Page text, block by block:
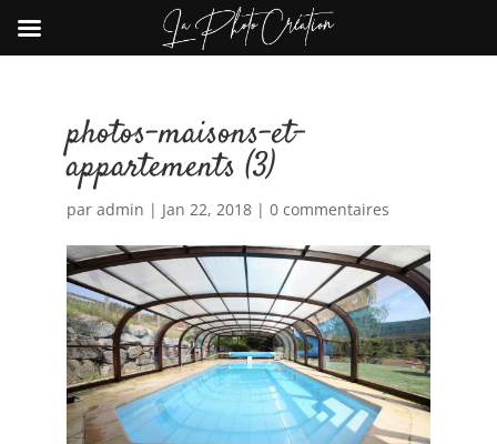
photos-maisons-et-
appartements (3)
par admin | Jan 22, 2018| 0 commentaires